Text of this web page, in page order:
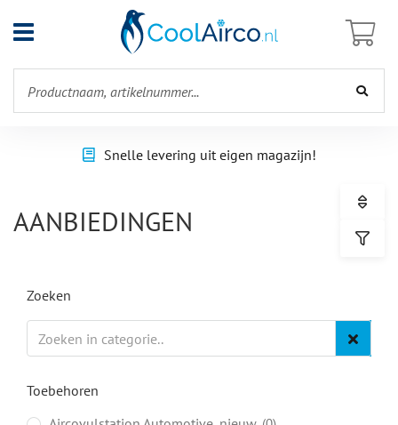
Open
menu
Snelle levering uit eigen magazijn!
AANBIEDINGEN
Zoeken
Toebehoren